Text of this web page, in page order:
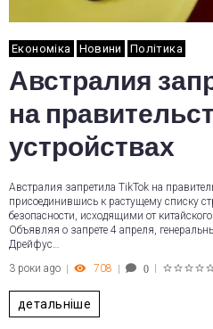
Економіка Новини Політика
Австралия
на
устройствах
Австралия запретила TikTok на
присоединившись к растущему списку
безопасности, исходящими от
Объявляя о запрете 4 апреля,
Дрейфус…
3 роки ago
708 0
детальніше